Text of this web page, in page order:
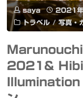
マ
ジ
福
袋
2022
行
て
saya
2021
トラベル / 写真・
2021&
Illumination